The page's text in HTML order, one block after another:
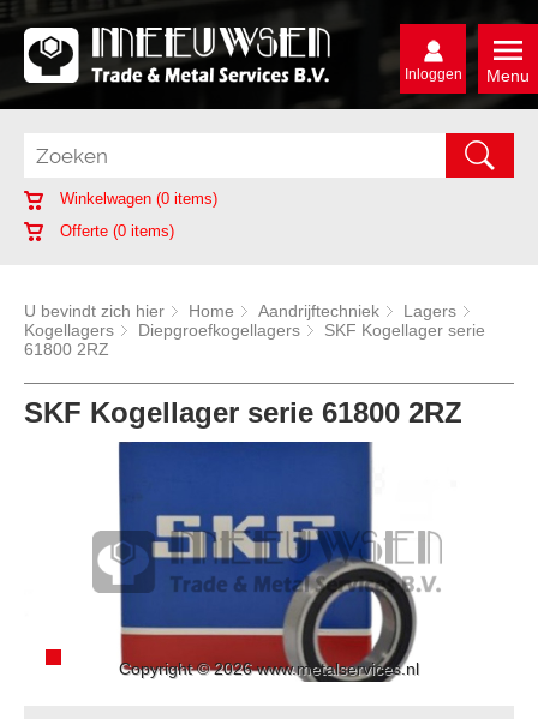
Menu
Inloggen
Winkelwagen (0 items)
Offerte (0 items)
U bevindt zich hier Home Aandrijftechniek
Lagers
Kogellagers
Diepgroefkogellagers
SKF Kogellager serie
61800 2RZ
SKF Kogellager serie 61800 2RZ
Copyright © 2026 www.metalservices.nl